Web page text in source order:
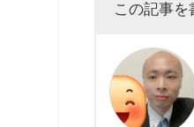
この記事を